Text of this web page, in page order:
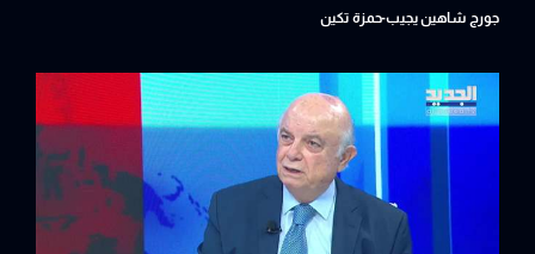
جورج شاهين يجيب-حمزة تكين